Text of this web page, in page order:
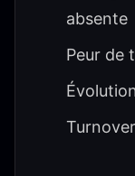
absente
Peur de